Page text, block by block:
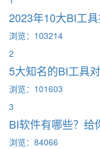
2023年10大BI工
浏览：103214
2
5大知名的BI工具
浏览：101603
3
BI软件有哪些？给
浏览：84066